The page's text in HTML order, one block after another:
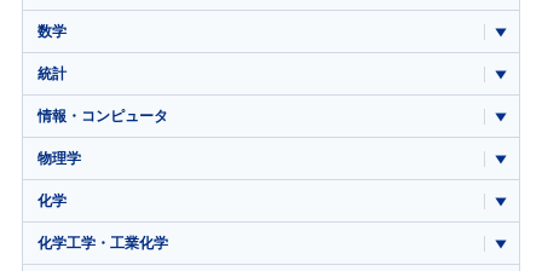
数学
統計
情報・コンピュータ
物理学
化学
化学工学・工業化学